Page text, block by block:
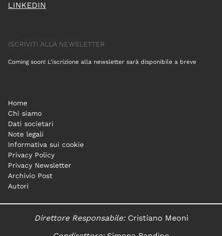
LINKEDIN
ISCRIVITI ALLA NEWSLETTER
Coming soon! L'iscrizione alla newsletter sarà disponibile a breve
Home
Chi siamo
Dati societari
Note legali
Informativa sui cookie
Privacy Policy
Privacy Newsletter
Archivio Post
Autori
Direttore Responsabile:Cristiano Meoni